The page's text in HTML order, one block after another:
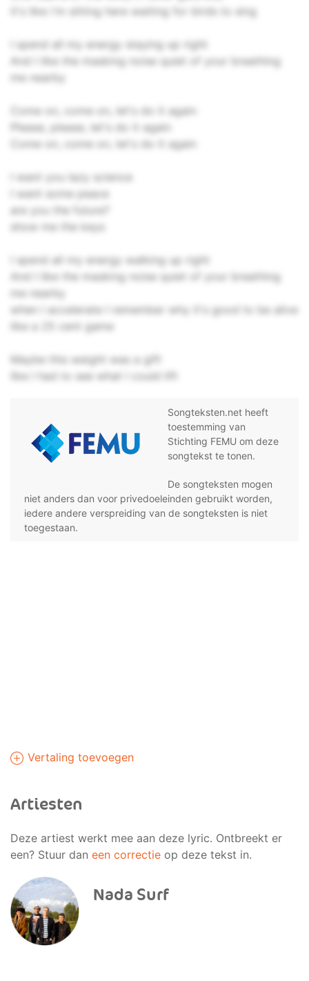
it's like i'm sitting here waiting for birds to sing
I spend all my energy staying up right
And I like the masking noise quiet of your breathing
me nearby
Come on, come on, let's do it again
Please, please, let's do it again
Come on, come on, let's do it again
I want you lazy science
I want some peace
are you the future?
show me the keys
I spend all my energy walking up right
And I like the masking noise quiet of your breathing
me nearby
when I accelerate I remember why it's good to be alive
like a 25 cent game
Maybe this weight was a gift
like I had to see what I could lift
Songteksten.net heeft
toestemming van
Stichting FEMU om deze
songtekst te tonen.
De songteksten mogen
niet anders dan voor privedoeleinden gebruikt worden,
iedere andere verspreiding van de songteksten is niet
toegestaan.
Vertaling toevoegen
Artiesten
Deze artiest werkt mee aan deze lyric. Ontbreekt er
een? Stuur dan een correctie op deze tekst in.
Nada Surf